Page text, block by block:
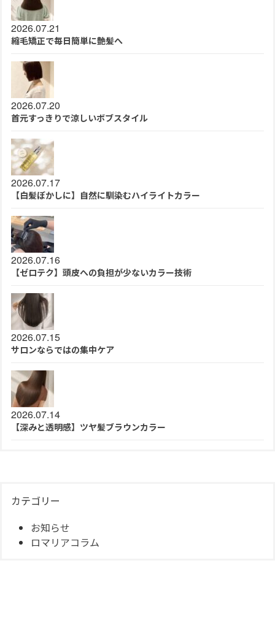
2026.07.21
縮毛矯正で毎日簡単に艶髪へ
2026.07.20
首元すっきりで涼しいボブスタイル
2026.07.17
【白髪ぼかしに】自然に馴染むハイライトカラー
2026.07.16
【ゼロテク】頭皮への負担が少ないカラー技術
2026.07.15
サロンならではの集中ケア
2026.07.14
【深みと透明感】ツヤ髪ブラウンカラー
カテゴリー
お知らせ
ロマリアコラム